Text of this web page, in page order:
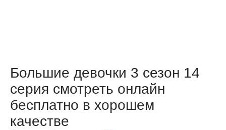
Большие девочки 3 сезон 14
серия смотреть онлайн
бесплатно в хорошем
качестве